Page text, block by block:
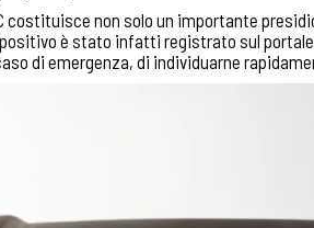
costituisce non solo un importante
è stato infatti registrato sul portale
di emergenza, di individuarne